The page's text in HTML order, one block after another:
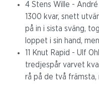
4 Stens Wille -
1300 kvar, snett
på in i sista sväng,
loppet i sin hand,
11 Knut Rapid - Ulf
tredjespår varvet
rå på de två främsta,